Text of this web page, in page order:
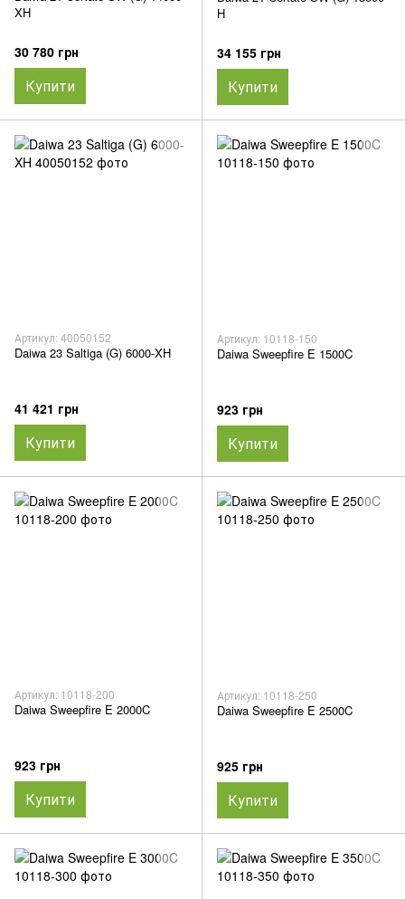
XH
30 780 грн
Купити
H
34 155 грн
Купити
Артикул: 40050152
Daiwa 23 Saltiga (G) 6000-XH
41 421 грн
Купити
Артикул: 10118-150
Daiwa Sweepfire E 1500C
923 грн
Купити
Артикул: 10118-200
Daiwa Sweepfire E 2000C
923 грн
Купити
Артикул: 10118-250
Daiwa Sweepfire E 2500C
925 грн
Купити